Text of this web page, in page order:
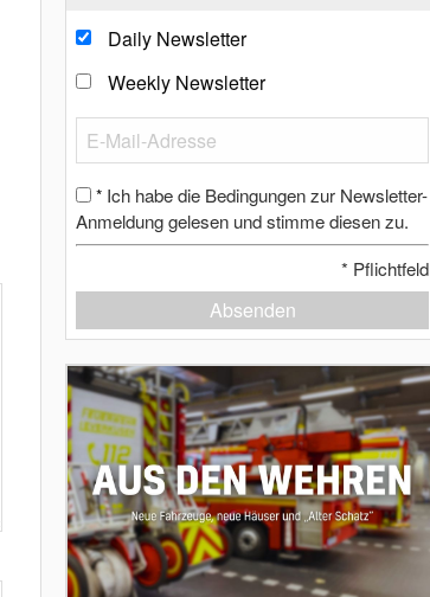
Daily Newsletter
Weekly Newsletter
* Ich habe die Bedingungen zur Newsletter-
Anmeldung gelesen und stimme diesen zu.
* Pflichtfeld
Absenden